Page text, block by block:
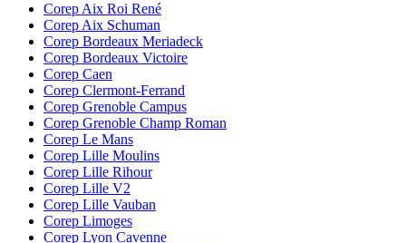
Corep Aix Roi René
Corep Aix Schuman
Corep Bordeaux Meriadeck
Corep Bordeaux Victoire
Corep Caen
Corep Clermont-Ferrand
Corep Grenoble Campus
Corep Grenoble Champ Roman
Corep Le Mans
Corep Lille Moulins
Corep Lille Rihour
Corep Lille V2
Corep Lille Vauban
Corep Limoges
Corep Lyon Cavenne